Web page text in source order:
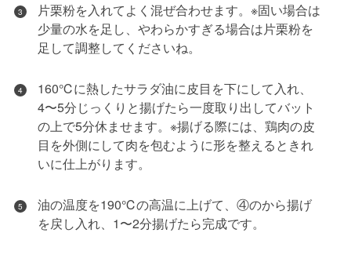
3
片栗粉を入れてよく混ぜ合わせます。※固い場合は
少量の水を足し、やわらかすぎる場合は片栗粉を
足して調整してくださいね。
4
160℃に熱したサラダ油に皮目を下にして入れ、
4〜5分じっくりと揚げたら一度取り出してバット
の上で5分休ませます。※揚げる際には、鶏肉の皮
目を外側にして肉を包むように形を整えるときれ
いに仕上がります。
5
油の温度を190℃の高温に上げて、④のから揚げ
を戻し入れ、1〜2分揚げたら完成です。